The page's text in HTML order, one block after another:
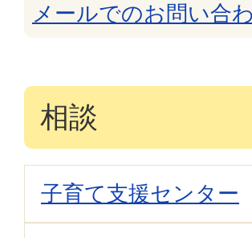
メールでのお問い合
相談
子育て支援センター